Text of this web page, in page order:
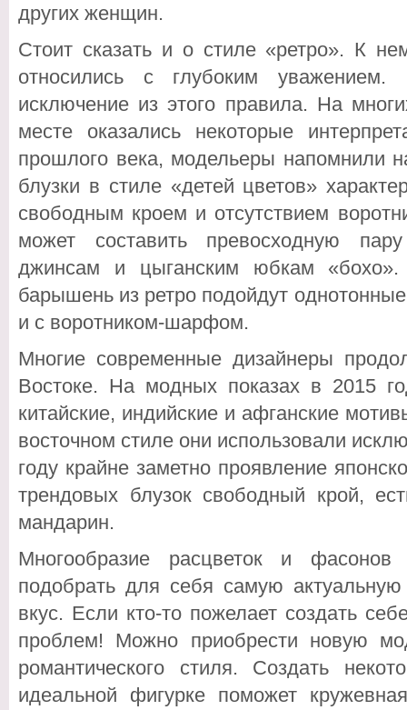
других женщин.
Стоит сказать и о стиле «ретро». К
относились с глубоким
исключение из этого правила. На
месте оказались некоторые
прошлого века, модельеры напомнили
блузки в стиле «детей цветов»
свободным кроем и отсутствием
может составить превосходную
джинсам и цыганским юбкам «бохо».
барышень из ретро подойдут
и с воротником-шарфом.
Многие современные дизайнеры
Востоке. На модных показах в 2015
китайские, индийские и афганские
восточном стиле они использовали
году крайне заметно проявление
трендовых блузок свободный крой,
мандарин.
Многообразие расцветок и фасонов
подобрать для себя самую
вкус. Если кто-то пожелает создать
проблем! Можно приобрести новую
романтического стиля. Создать
идеальной фигурке поможет